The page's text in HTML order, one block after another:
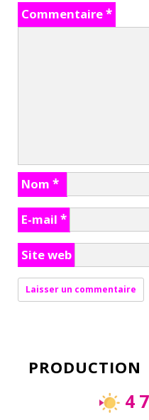
Commentaire*
Nom *
E-mail *
Site web
PRODUCTION
4